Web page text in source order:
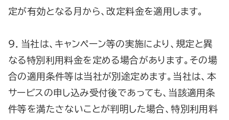
定が有効となる月から、改定料金を適用します。
９．当社は、キャンペーン等の実施により、規定と異
なる特別利用料金を定める場合があります。その場
合の適用条件等は当社が別途定めます。当社は、本
サービスの申し込み受付後であっても、当該適用条
件等を満たさないことが判明した場合、特別利用料